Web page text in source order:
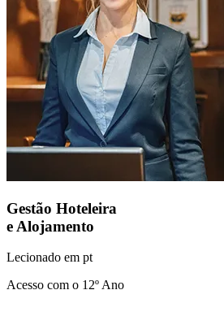
Gestão Hoteleira
e Alojamento
Lecionado em pt
Acesso com o 12º Ano